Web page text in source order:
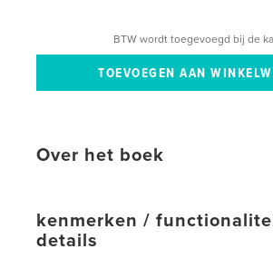
BTW wordt toegevoegd bij de
Over het boek
kenmerken /
details